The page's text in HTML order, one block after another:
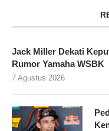
Jack Miller Dekati
Rumor Yamaha WSBK
7 Agustus 2026